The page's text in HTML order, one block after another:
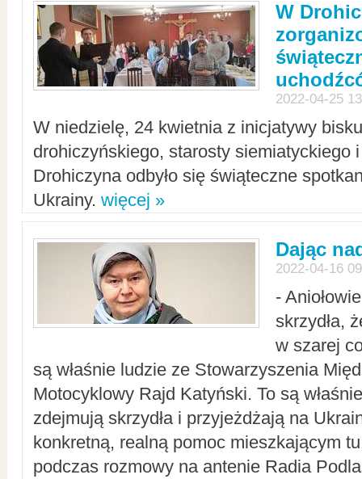
W
2022-04-25
W niedzielę, 24 kwietnia z inicjatywy
drohiczyńskiego, starosty siemiatyckiego
Drohiczyna odbyło się świąteczne
Ukrainy. więcej »
Dając
2022-04-16
-
skrzydła,
w szarej
są właśnie ludzie ze Stowarzyszenia
Motocyklowy Rajd Katyński. To są
zdejmują skrzydła i przyjeżdżają na
konkretną, realną pomoc mieszkającym
podczas rozmowy na antenie Radia